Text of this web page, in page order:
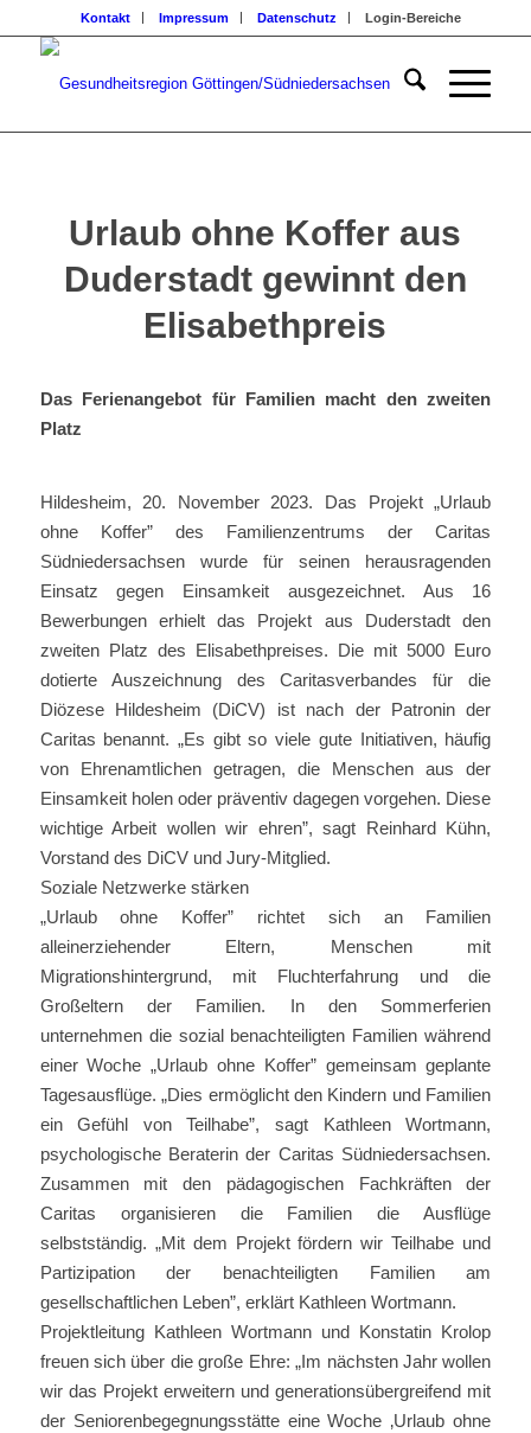
Kontakt Impressum Datenschutz Login-Bereiche
Urlaub ohne Koffer aus
Duderstadt gewinnt den
Elisabethpreis
Das Ferienangebot für Familien macht den zweiten
Platz
Hildesheim, 20. November 2023. Das Projekt „Urlaub
ohne Koffer” des Familienzentrums der Caritas
Südniedersachsen wurde für seinen herausragenden
Einsatz gegen Einsamkeit ausgezeichnet. Aus 16
Bewerbungen erhielt das Projekt aus Duderstadt den
zweiten Platz des Elisabethpreises. Die mit 5000 Euro
dotierte Auszeichnung des Caritasverbandes für die
Diözese Hildesheim (DiCV) ist nach der Patronin der
Caritas benannt. „Es gibt so viele gute Initiativen, häufig
von Ehrenamtlichen getragen, die Menschen aus der
Einsamkeit holen oder präventiv dagegen vorgehen. Diese
wichtige Arbeit wollen wir ehren”, sagt Reinhard Kühn,
Vorstand des DiCV und Jury-Mitglied.
Soziale Netzwerke stärken
„Urlaub ohne Koffer” richtet sich an Familien
alleinerziehender Eltern, Menschen mit
Migrationshintergrund, mit Fluchterfahrung und die
Großeltern der Familien. In den Sommerferien
unternehmen die sozial benachteiligten Familien während
einer Woche „Urlaub ohne Koffer” gemeinsam geplante
Tagesausflüge. „Dies ermöglicht den Kindern und Familien
ein Gefühl von Teilhabe”, sagt Kathleen Wortmann,
psychologische Beraterin der Caritas Südniedersachsen.
Zusammen mit den pädagogischen Fachkräften der
Caritas organisieren die Familien die Ausflüge
selbstständig. „Mit dem Projekt fördern wir Teilhabe und
Partizipation der benachteiligten Familien am
gesellschaftlichen Leben”, erklärt Kathleen Wortmann.
Projektleitung Kathleen Wortmann und Konstatin Krolop
freuen sich über die große Ehre: „Im nächsten Jahr wollen
wir das Projekt erweitern und generationsübergreifend mit
der Seniorenbegegnungsstätte eine Woche ‚Urlaub ohne